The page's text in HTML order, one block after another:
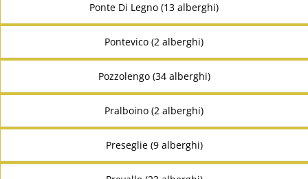
Ponte Di Legno (13 alberghi)
Pontevico (2 alberghi)
Pozzolengo (34 alberghi)
Pralboino (2 alberghi)
Preseglie (9 alberghi)